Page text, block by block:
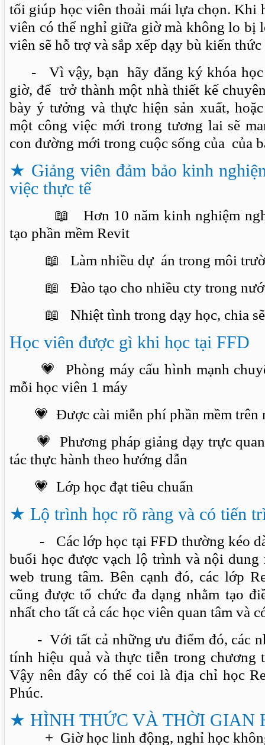
tối giúp học viên thoải mái lựa chọn. Khi
viên có thể nghỉ giữa giờ mà không lo bị
viên sẽ hỗ trợ và sắp xếp dạy bù kiến thức
- Vì vậy, bạn hãy đăng ký khóa học
giờ, để trở thành một nhà thiết kế
bày ý tưởng và thực hiện sản xuất,
một công việc mới trong tương lai sẽ
con đường mới trong cuộc sống của của
★ Giảng viên đảm bảo kinh
việc thực tế
📖
Hơn 10 năm kinh nghiệm
tạo phần mềm Revit
📖
Làm nhiều dự án trong môi
📖
Đào tạo cho nhiều cty trong
📖
Nhiệt tình trong dạy học, chia
Học viên được gì khi học tại FFD
💗 Phòng máy cấu hình mạnh
mỗi học viên 1 máy
💗 Được cài miễn phí phần mềm trên
💗 Phương pháp giảng dạy trực quan
tác thực hành theo hướng dẫn
💗 Lớp học đạt tiêu chuẩn
★ Lộ trình học rõ ràng và có tiến
- Các lớp học tại FFD thường kéo
buổi học được vạch lộ trình và nội dung
web trung tâm. Bên cạnh đó, các lớp
cũng được tổ chức đa dạng nhằm tạo
nhất cho tất cả các học viên quan tâm và
- Với tất cả những ưu điểm đó, các
tính hiệu quả và thực tiễn trong chương
Vậy nên đây có thể coi là địa chỉ học
Phúc.
★ HÌNH THỨC VÀ THỜI GIAN
+ Giờ học linh động, nghỉ học